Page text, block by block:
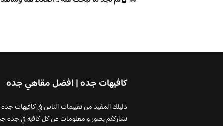
كافيهات جده | افضل مقاهي جده
دليلك المفيد من تقييمات الناس في كافيهات جده
نشارككم بصور و معلومات عن كل كافيه في جده